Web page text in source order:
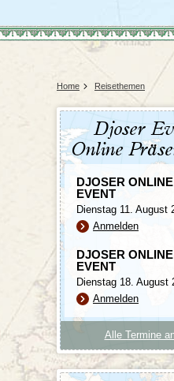
Home Reisethemen
Djoser
Online
DJOSER
EVENT
Dienstag 11. August
Anmelden
DJOSER
EVENT
Dienstag 18. August
Anmelden
Alle Termine